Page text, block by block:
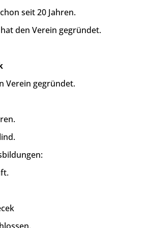
seit 20 Jahren.
den Verein gegründet.
Verein gegründet.